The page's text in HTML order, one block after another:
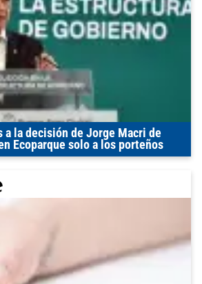
a la decisión de Jorge Macri de
Ecoparque solo a los porteños